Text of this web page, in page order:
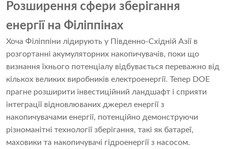
Розширення сфери зберігання
енергії на Філіппінах
Хоча Філіппіни лідирують у Південно-Східній Азії в
розгортанні акумуляторних накопичувачів, поки що
визнання їхнього потенціалу відбувається переважно від
кількох великих виробників електроенергії. Тепер DOE
прагне розширити інвестиційний ландшафт і сприяти
інтеграції відновлюваних джерел енергії з
накопичувачами енергії, потенційно демонструючи
різноманітні технології зберігання, такі як батареї,
маховики та накопичувачі гідроенергії з насосом.